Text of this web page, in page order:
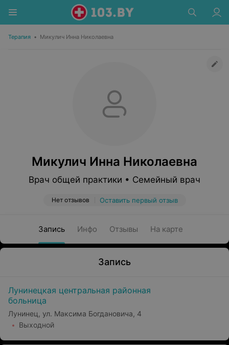
Терапия • Микулич Инна Николаевна
Микулич Инна Николаевна
Врач общей практики • Семейный врач
Нет отзывов Оставить первый отзыв
Запись Инфо Отзывы На карте
Запись
Лунинецкая центральная районная
больница
Лунинец, ул. Максима Богдановича, 4
Выходной